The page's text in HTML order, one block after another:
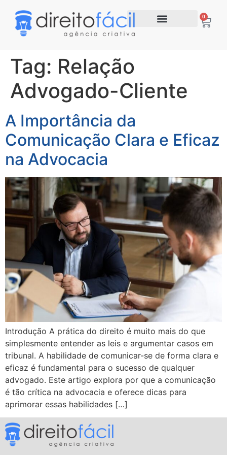
0
Tag: Relação
Advogado-Cliente
A Importância da
Comunicação Clara e Eficaz
na Advocacia
Introdução A prática do direito é muito mais do que
simplesmente entender as leis e argumentar casos em
tribunal. A habilidade de comunicar-se de forma clara e
eficaz é fundamental para o sucesso de qualquer
advogado. Este artigo explora por que a comunicação
é tão crítica na advocacia e oferece dicas para
aprimorar essas habilidades […]